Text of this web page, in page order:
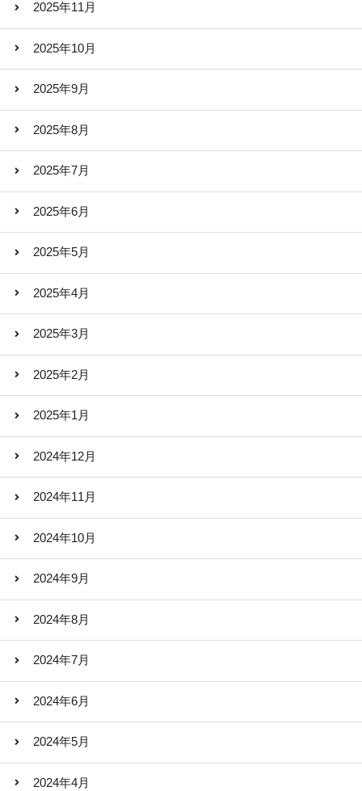
2025年11月
2025年10月
2025年9月
2025年8月
2025年7月
2025年6月
2025年5月
2025年4月
2025年3月
2025年2月
2025年1月
2024年12月
2024年11月
2024年10月
2024年9月
2024年8月
2024年7月
2024年6月
2024年5月
2024年4月